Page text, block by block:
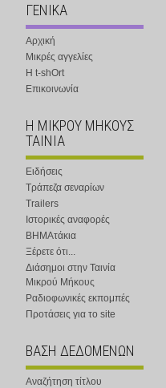
ΓΕΝΙΚΑ
Αρχική
Μικρές αγγελίες
Η t-shOrt
Επικοινωνία
Η ΜΙΚΡΟΥ ΜΗΚΟΥΣ
ΤΑΙΝΙΑ
Ειδήσεις
Τράπεζα σεναρίων
Trailers
Ιστορικές αναφορές
ΒΗΜΑτάκια
Ξέρετε ότι...
Διάσημοι στην Ταινία
Μικρού Μήκους
Ραδιοφωνικές εκπομπές
Προτάσεις για το site
ΒΑΣΗ ΔΕΔΟΜΕΝΩΝ
Αναζήτηση τίτλου